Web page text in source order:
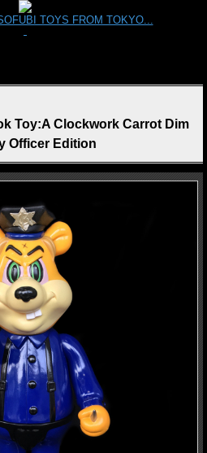
TOYS FROM TOKYO...
Toy:A Clockwork Carrot Dim
Officer Edition